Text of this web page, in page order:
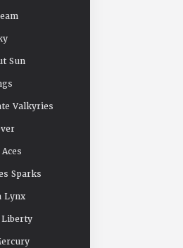
Sun
Valkyries
Sparks
Lynx